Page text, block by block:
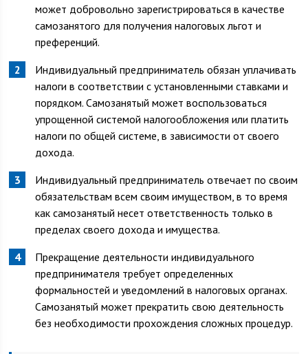
может добровольно зарегистрироваться в качестве
самозанятого для получения налоговых льгот и
преференций.
Индивидуальный предприниматель обязан уплачивать
налоги в соответствии с установленными ставками и
порядком. Самозанятый может воспользоваться
упрощенной системой налогообложения или платить
налоги по общей системе, в зависимости от своего
дохода.
Индивидуальный предприниматель отвечает по своим
обязательствам всем своим имуществом, в то время
как самозанятый несет ответственность только в
пределах своего дохода и имущества.
Прекращение деятельности индивидуального
предпринимателя требует определенных
формальностей и уведомлений в налоговых органах.
Самозанятый может прекратить свою деятельность
без необходимости прохождения сложных процедур.